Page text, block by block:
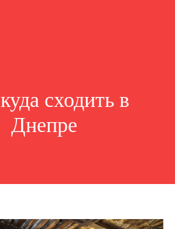
куда сходить в
Днепре